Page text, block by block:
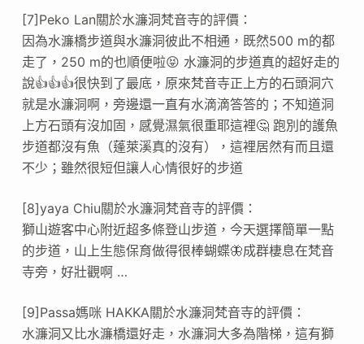
[7]Peko Lan關於水濂洞梵音寺的評價：
因為水濂橋步道與水濂洞彼此不相通，既然500 m的都
走了，250 m的也順便啦😝 水濂洞的步道真的超好走的
說👍👍👍很快到了最底，原來梵音寺正上方的石頭洞穴
就是水濂洞啊，旁邊還一直有水滴滴答答的；不知道洞
上方石頭有沒加固，感覺濕氣很重耶這裡🤔 跑別的護魚
步道都沒有魚（蓬萊溪真的沒有），這裡居然有而且還
不少；雖然很短但讓人心情很好的步道
[8]yaya Chiu關於水濂洞梵音寺的評價：
獅山遊客中心附近超多條登山步道，今天選擇簡單一點
的步道，山上生態保育做得很棒蝴蝶🦋成群棲息在梵音
寺旁，好壯觀啊 …
[9]Passa媽咪 HAKKA關於水濂洞梵音寺的評價：
水濂洞又比水濂橋還好走，水濂洞大多為階梯，這有獅